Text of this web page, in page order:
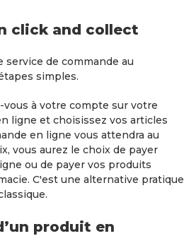
click and collect
de commande au
simples.
à votre compte sur votre
ligne et choisissez vos articles
en ligne vous attendra au
vous aurez le choix de payer
ou de payer vos produits
C'est une alternative pratique
produit en